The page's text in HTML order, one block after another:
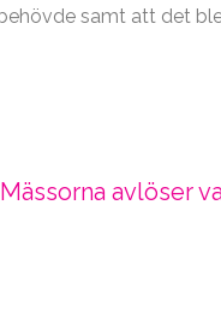
samt att det
Mässorna avlöser